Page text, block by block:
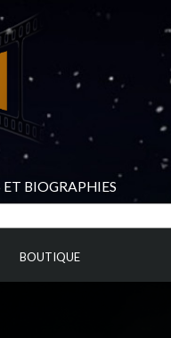
BIOGRAPHIES
BOUTIQUE